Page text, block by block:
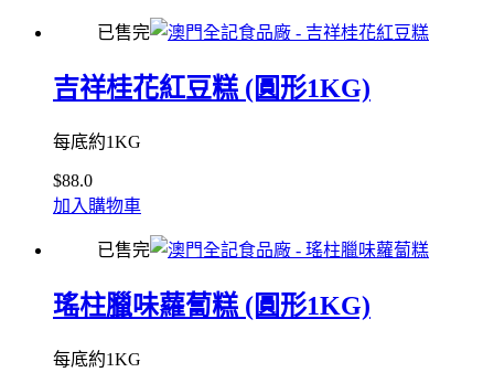
已售完
吉祥桂花紅豆糕 (圓形1KG)
每底約1KG
$88.0
加入購物車
已售完
瑤柱臘味蘿蔔糕 (圓形1KG)
每底約1KG